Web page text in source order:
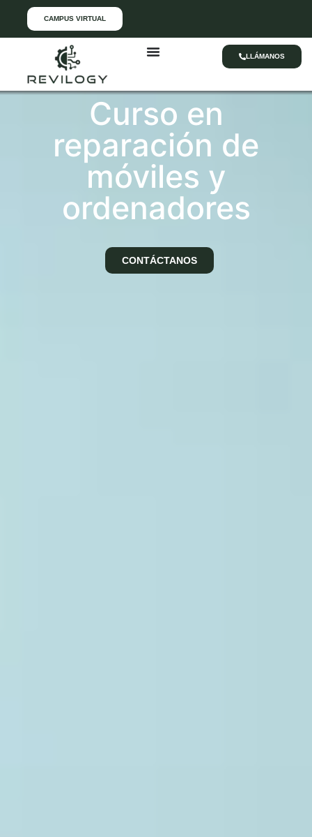
CAMPUS VIRTUAL
LLÁMANOS
Curso en
reparación de
móviles y
ordenadores
CONTÁCTANOS